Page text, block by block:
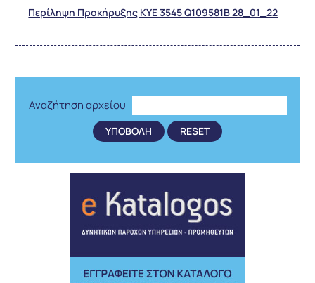
Περίληψη Προκήρυξης ΚΥΕ 3545 Q109581B 28_01_22
Αναζήτηση αρχείου